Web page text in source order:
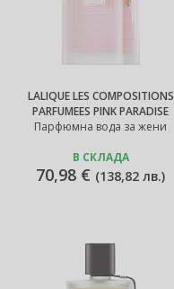
LALIQUE LES COMPOSITIONS
PARFUMEES PINK PARADISE
Парфюмна вода за жени
В СКЛАДА
70,98 € (138,82 лв.)